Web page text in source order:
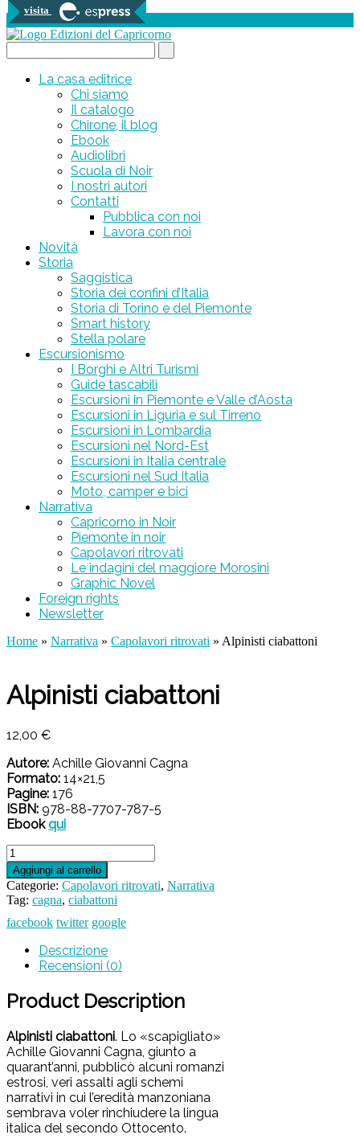
visita
0 prodotti
La casa editrice
Chi siamo
Il catalogo
Chirone, il blog
Ebook
Audiolibri
Scuola di Noir
I nostri autori
Contatti
Pubblica con noi
Lavora con noi
Novità
Storia
Saggistica
Storia dei confini d’Italia
Storia di Torino e del Piemonte
Smart history
Stella polare
Escursionismo
I Borghi e Altri Turismi
Guide tascabili
Escursioni in Piemonte e Valle d’Aosta
Escursioni in Liguria e sul Tirreno
Escursioni in Lombardia
Escursioni nel Nord-Est
Escursioni in Italia centrale
Escursioni nel Sud Italia
Moto, camper e bici
Narrativa
Capricorno in Noir
Piemonte in noir
Capolavori ritrovati
Le indagini del maggiore Morosini
Graphic Novel
Foreign rights
Newsletter
Home » Narrativa » Capolavori ritrovati » Alpinisti ciabattoni
Alpinisti ciabattoni
12,00 €
Autore: Achille Giovanni Cagna
Formato: 14×21,5
Pagine: 176
ISBN: 978-88-7707-787-5
Ebookqui
Alpinisti
ciabattoni
quantità
Aggiungi al carrello
Categorie: Capolavori ritrovati, Narrativa
Tag: cagna, ciabattoni
facebook twitter google
Descrizione
Recensioni (0)
Product Description
Alpinisti ciabattoni. Lo «scapigliato»
Achille Giovanni Cagna, giunto a
quarant’anni, pubblicò alcuni romanzi
estrosi, veri assalti agli schemi
narrativi in cui l’eredità manzoniana
sembrava voler rinchiudere la lingua
italica del secondo Ottocento.